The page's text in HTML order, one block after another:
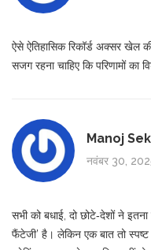
ऐसे ऐतिहासिक रिकॉर्ड अक्सर खेल
सजग रहना चाहिए कि परिणामों
Manoj
नवंबर 30,
सभी को बधाई, दो छोटे‑देशों ने
फैंटेजी’ है। लेकिन एक बात तो